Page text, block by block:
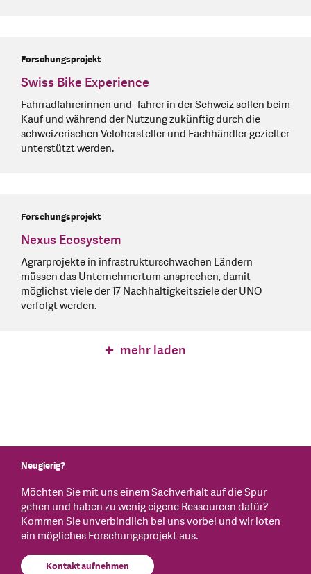
Forschungsprojekt
Swiss Bike Experience
Fahrradfahrerinnen und -fahrer in der Schweiz sollen beim
Kauf und während der Nutzung zukünftig durch die
schweizerischen Velohersteller und Fachhändler gezielter
unterstützt werden.
Forschungsprojekt
Nexus Ecosystem
Agrarprojekte in infrastrukturschwachen Ländern
müssen das Unternehmertum ansprechen, damit
möglichst viele der 17 Nachhaltigkeitsziele der UNO
verfolgt werden.
mehr laden
Neugierig?
Möchten Sie mit uns einem Sachverhalt auf die Spur
gehen und haben zu wenig eigene Ressourcen dafür?
Kommen Sie unverbindlich bei uns vorbei und wir loten
ein mögliches Forschungsprojekt aus.
Kontakt aufnehmen